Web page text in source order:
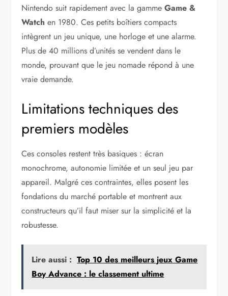
Nintendo suit rapidement avec la gammeGame &
Watch en 1980. Ces petits boîtiers compacts
intègrent un jeu unique, une horloge et une alarme.
Plus de 40 millions d’unités se vendent dans le
monde, prouvant que le jeu nomade répond à une
vraie demande.
Limitations techniques des
premiers modèles
Ces consoles restent très basiques : écran
monochrome, autonomie limitée et un seul jeu par
appareil. Malgré ces contraintes, elles posent les
fondations du marché portable et montrent aux
constructeurs qu’il faut miser sur la simplicité et la
robustesse.
Lire aussi : Top 10 des meilleurs jeux Game
Boy Advance : le classement ultime